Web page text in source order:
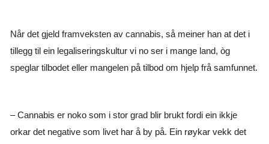
Når det gjeld framveksten av cannabis, så meiner han at det i
tillegg til ein legaliseringskultur vi no ser i mange land, òg
speglar tilbodet eller mangelen på tilbod om hjelp frå samfunnet.
– Cannabis er noko som i stor grad blir brukt fordi ein ikkje
orkar det negative som livet har å by på. Ein røykar vekk det